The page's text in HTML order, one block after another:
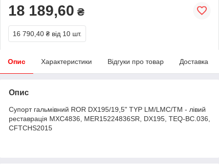
18 189,60 ₴
16 790,40 ₴ від 10 шт.
Опис Характеристики Відгуки про товар Доставка
Опис
Супорт гальмівний ROR DX195/19,5" TYP LM/LMC/TM - лівий
реставрація MXC4836, MER15224836SR, DX195, TEQ-BC.036,
CFTCHS2015